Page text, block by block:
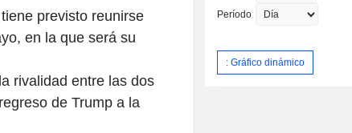
previsto reunirse
en la que será su
rivalidad entre las dos
de Trump a la
Período
: Gráfico dinámico